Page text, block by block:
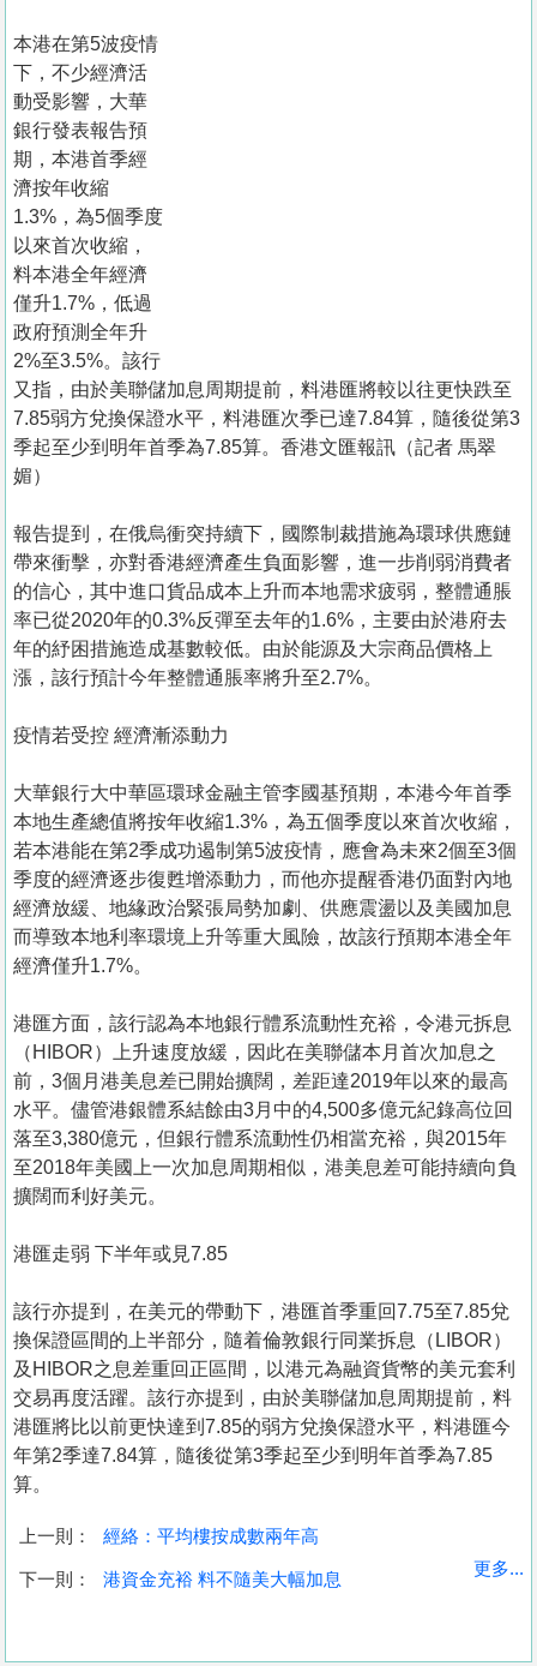
置
業
手
冊
關
於
我
們
收
本港在第5波疫情
下，不少經濟活
動受影響，大華
銀行發表報告預
期，本港首季經
濟按年收縮
1.3%，為5個季度
以來首次收縮，
料本港全年經濟
僅升1.7%，低過
政府預測全年升
2%至3.5%。該行
又指，由於美聯儲加息周期提前，料港匯將較以往更快跌至
7.85弱方兌換保證水平，料港匯次季已達7.84算，隨後從第3
季起至少到明年首季為7.85算。香港文匯報訊（記者 馬翠
媚）
報告提到，在俄烏衝突持續下，國際制裁措施為環球供應鏈
帶來衝擊，亦對香港經濟產生負面影響，進一步削弱消費者
的信心，其中進口貨品成本上升而本地需求疲弱，整體通脹
率已從2020年的0.3%反彈至去年的1.6%，主要由於港府去
年的紓困措施造成基數較低。由於能源及大宗商品價格上
漲，該行預計今年整體通脹率將升至2.7%。
疫情若受控 經濟漸添動力
大華銀行大中華區環球金融主管李國基預期，本港今年首季
本地生產總值將按年收縮1.3%，為五個季度以來首次收縮，
若本港能在第2季成功遏制第5波疫情，應會為未來2個至3個
季度的經濟逐步復甦增添動力，而他亦提醒香港仍面對內地
經濟放緩、地緣政治緊張局勢加劇、供應震盪以及美國加息
而導致本地利率環境上升等重大風險，故該行預期本港全年
經濟僅升1.7%。
港匯方面，該行認為本地銀行體系流動性充裕，令港元拆息
（HIBOR）上升速度放緩，因此在美聯儲本月首次加息之
前，3個月港美息差已開始擴闊，差距達2019年以來的最高
水平。儘管港銀體系結餘由3月中的4,500多億元紀錄高位回
落至3,380億元，但銀行體系流動性仍相當充裕，與2015年
至2018年美國上一次加息周期相似，港美息差可能持續向負
擴闊而利好美元。
港匯走弱 下半年或見7.85
該行亦提到，在美元的帶動下，港匯首季重回7.75至7.85兌
換保證區間的上半部分，隨着倫敦銀行同業拆息（LIBOR）
及HIBOR之息差重回正區間，以港元為融資貨幣的美元套利
交易再度活躍。該行亦提到，由於美聯儲加息周期提前，料
港匯將比以前更快達到7.85的弱方兌換保證水平，料港匯今
年第2季達7.84算，隨後從第3季起至少到明年首季為7.85
算。
上一則： 經絡：平均樓按成數兩年高
下一則： 港資金充裕 料不隨美大幅加息
更多...